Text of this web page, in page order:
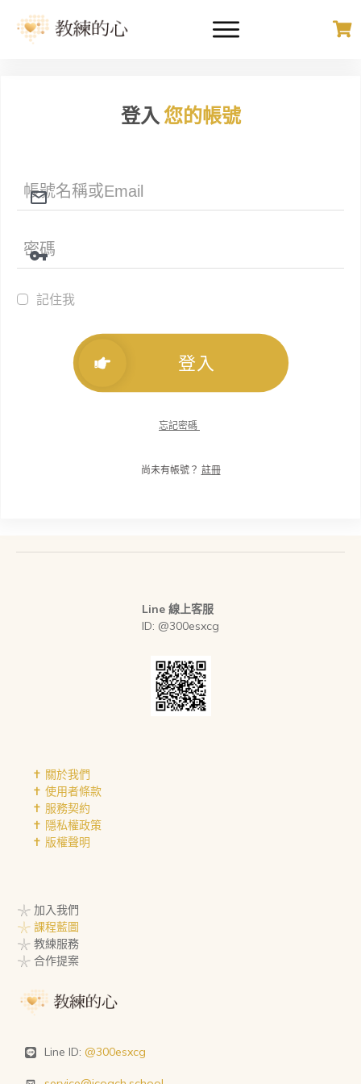
登入您的帳號
記住我
登入
忘記密碼
尚未有帳號？ 註冊
Line 線上客服
ID: @300esxcg
✝︎ 關於我們
✝︎ 使用者條款
✝︎ 服務契約
✝︎ 隱私權政策
✝︎ 版權聲明
𓇼 加入我們
𓇼 課程藍圖
𓇼 教練服務
𓇼 合作提案
Line ID: @300esxcg